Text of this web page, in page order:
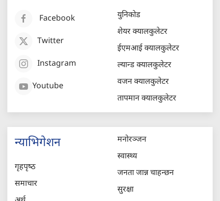
Facebook
Twitter
Instagram
Youtube
युनिकोड
शेयर क्यालकुलेटर
ईएमआई क्यालकुलेटर
ल्यान्ड क्यालकुलेटर
वजन क्यालकुलेटर
तापमान क्यालकुलेटर
न्याभिगेशन
गृहपृष्‍ठ
समाचार
मनोरञ्जन
स्वास्थ्य
जनता जान्न चाहन्छन
सुरक्षा